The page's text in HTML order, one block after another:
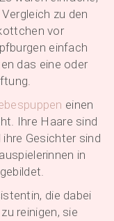
zu den
vor
einfach
das eine oder
einen
Ihre Haare sind
Gesichter sind
in
die dabei
zu reinigen, sie